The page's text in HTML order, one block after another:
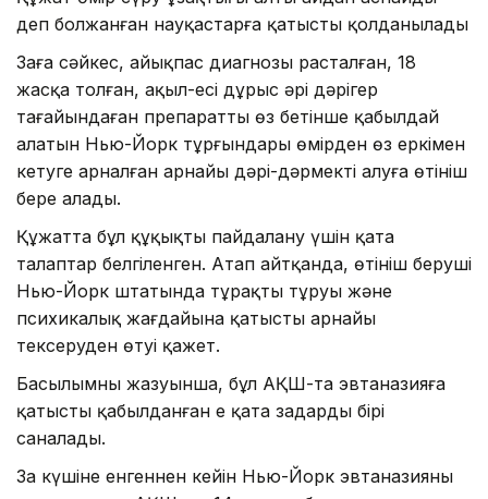
деп болжанған науқастарға қатысты қолданылады
Заңға сәйкес, айықпас диагнозы расталған, 18
жасқа толған, ақыл-есі дұрыс әрі дәрігер
тағайындаған препаратты өз бетінше қабылдай
алатын Нью-Йорк тұрғындары өмірден өз еркімен
кетуге арналған арнайы дәрі-дәрмекті алуға өтініш
бере алады.
Құжатта бұл құқықты пайдалану үшін қатаң
талаптар белгіленген. Атап айтқанда, өтініш беруші
Нью-Йорк штатында тұрақты тұруы және
психикалық жағдайына қатысты арнайы
тексеруден өтуі қажет.
Басылымның жазуынша, бұл АҚШ-та эвтаназияға
қатысты қабылданған ең қатаң заңдардың бірі
саналады.
Заң күшіне енгеннен кейін Нью-Йорк эвтаназияны